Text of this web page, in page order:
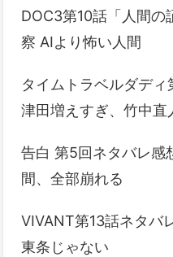
DOC3第10話「人間の
察 AIより怖い人間
タイムトラベルダディ
津田増えすぎ、竹中直
告白 第5回ネタバレ感
間、全部崩れる
VIVANT第13話ネタバ
東条じゃない